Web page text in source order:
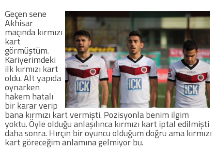
Geçen sene
Akhisar
maçında kırmızı
kart
görmüştüm.
Kariyerimdeki
ilk kırmızı kart
oldu. Alt yapıda
oynarken
hakem hatalı
bir karar verip
bana kırmızı kart vermişti. Pozisyonla benim ilgim
yoktu. Öyle olduğu anlaşılınca kırmızı kart iptal edilmişti
daha sonra. Hırçın bir oyuncu olduğum doğru ama kırmızı
kart göreceğim anlamına gelmiyor bu.